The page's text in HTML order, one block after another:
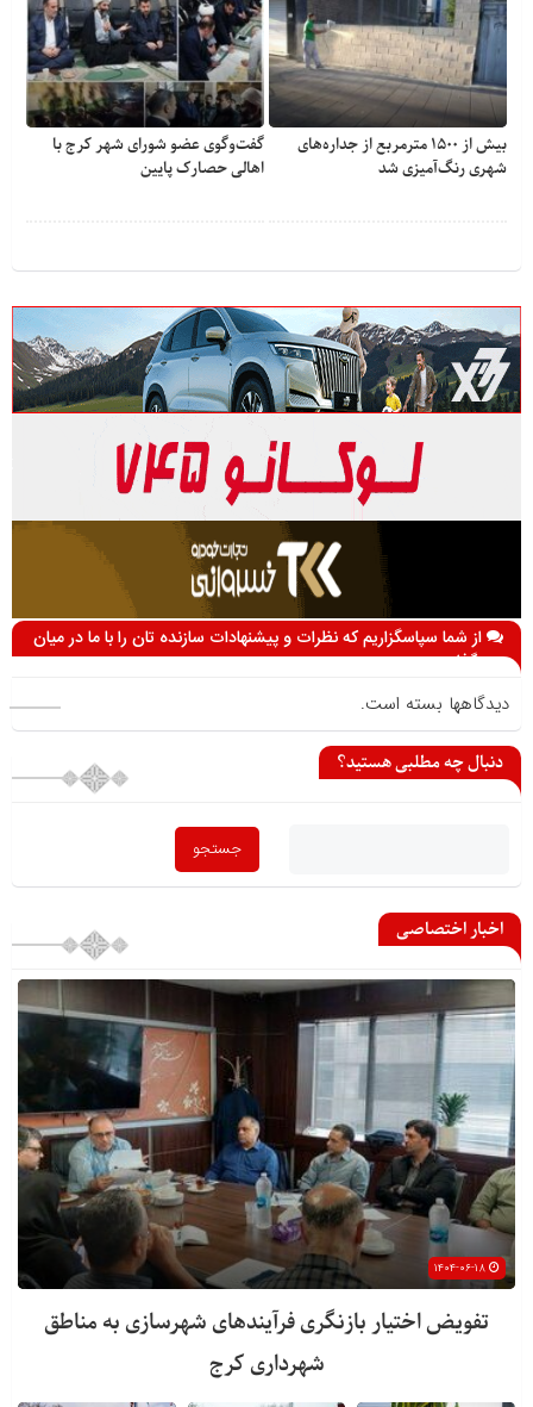
بیش از ۱۵۰۰ مترمربع از جداره‌های
شهری رنگ‌آمیزی شد
گفت‌وگوی عضو شورای شهر کرج با
اهالی حصارک پایین
از شما سپاسگزاریم که نظرات و پیشنهادات سازنده تان را با ما در میان
می گذارید
دیدگاهها بسته است.
دنبال چه مطلبی هستید؟
اخبار اختصاصی
تفویض اختیار بازنگری فرآیندهای شهرسازی به مناطق
شهرداری کرج